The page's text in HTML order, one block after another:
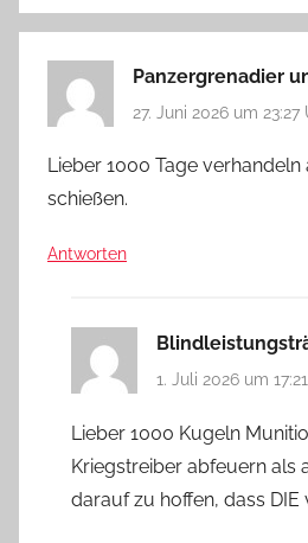
Panzergrenadier
27. Juni 2026 um 23:27
Lieber 1000 Tage verhandeln
schießen.
Antworten
1. Juli 2026 um
Lieber 1000 Kugeln
Kriegstreiber abfeuern als
darauf zu hoffen, dass DIE